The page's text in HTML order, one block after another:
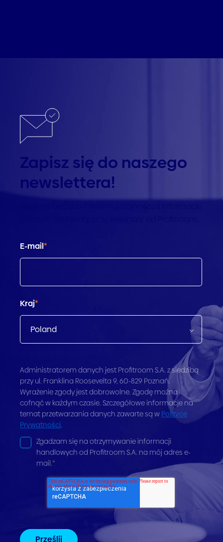
Zapisz się do naszego
newslettera!
E-mail*
Kraj*
Administratorem danych jest Profitroom S.A. z siedzibą
przy ul. Franklina Roosevelta 9, 60-829 Poznań.
Wyrażenie zgody jest dobrowolne. Zgodę można
cofnąć w każdym czasie. Szczegółowe informacje na
temat przetwarzania danych zawarte są w Polityce
Prywatności.
Zgadzam się na otrzymywanie informacji
handlowych od Profitroom S.A. na mój adres e-
mail.*